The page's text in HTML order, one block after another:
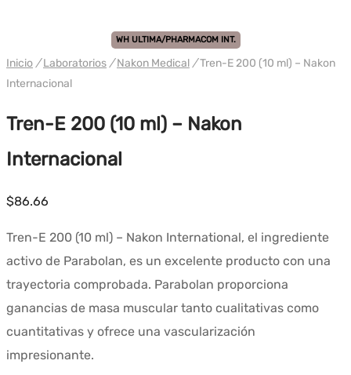
WH ULTIMA/PHARMACOM INT.
Inicio / Laboratorios / Nakon Medical /Tren-E 200 (10 ml) – Nakon
Internacional
Tren-E 200 (10 ml) – Nakon
Internacional
$86.66
Tren-E 200 (10 ml) – Nakon International, el ingrediente
activo de Parabolan, es un excelente producto con una
trayectoria comprobada. Parabolan proporciona
ganancias de masa muscular tanto cualitativas como
cuantitativas y ofrece una vascularización
impresionante.